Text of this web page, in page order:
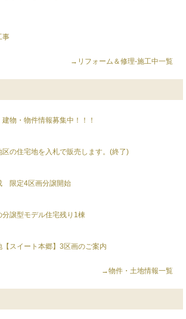
事
→リフォーム＆修理-施工中一覧
建物・物件情報募集中！！！
区の住宅地を入札で販売します。(終了)
限定4区画分譲開始
譲型モデル住宅残り1棟
スイート本郷】3区画のご案内
→物件・土地情報一覧